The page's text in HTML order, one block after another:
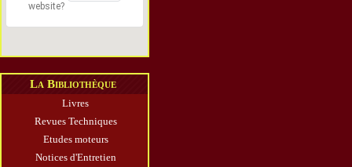
website?
La Bibliothèque
Livres
Revues Techniques
Etudes moteurs
Notices d'Entretien